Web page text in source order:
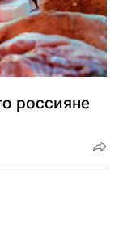
россияне